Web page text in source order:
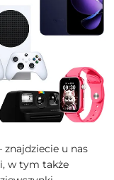
znajdziecie u nas
w tym także